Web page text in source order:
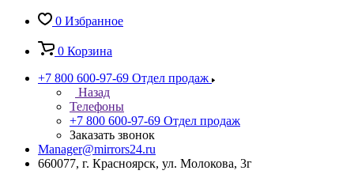
0 Избранное
0 Корзина
+7 800 600-97-69 Отдел продаж
Назад
Телефоны
+7 800 600-97-69 Отдел продаж
Заказать звонок
Manager@mirrors24.ru
660077, г. Красноярск, ул. Молокова, 3г